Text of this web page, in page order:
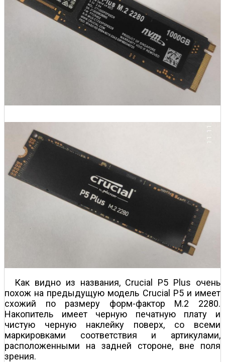
Как видно из названия, Crucial P5 Plus очень
похож на предыдущую модель Crucial P5 и имеет
схожий по размеру форм-фактор M.2 2280.
Накопитель имеет черную печатную плату и
чистую черную наклейку поверх, со всеми
маркировками соответствия и артикулами,
расположенными на задней стороне, вне поля
зрения.